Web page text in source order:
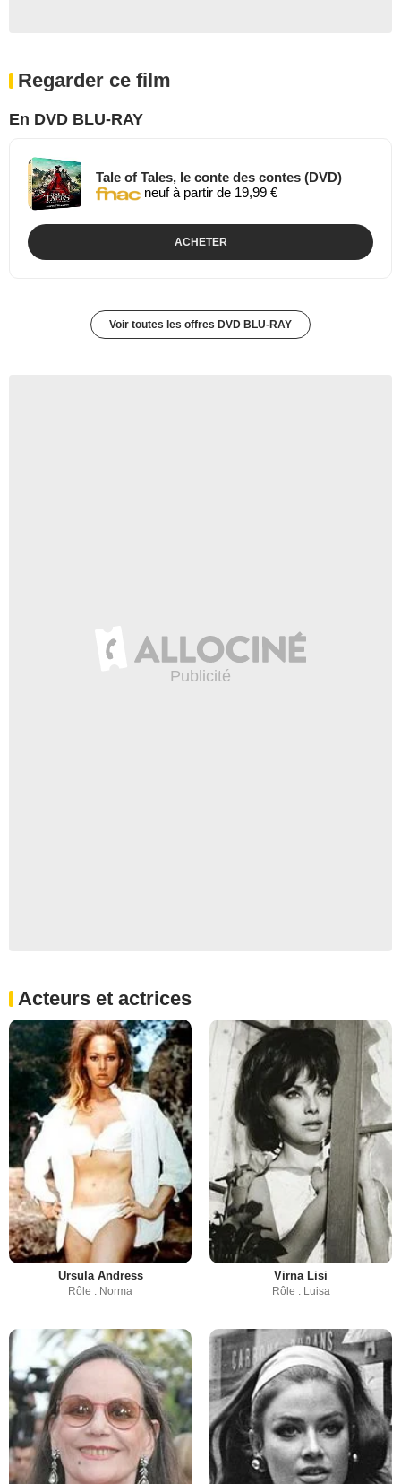
Regarder ce film
En DVD BLU-RAY
Tale of Tales, le conte des contes (DVD)
neuf à partir de 19,99 €
ACHETER
Voir toutes les offres DVD BLU-RAY
Acteurs et actrices
Ursula Andress
Rôle : Norma
Virna Lisi
Rôle : Luisa